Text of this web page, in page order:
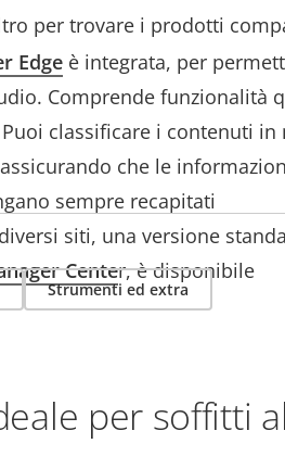
Edgeè integrata, per
Comprende funzionalità
classificare i contenuti in
che le
sempre recapitati
siti, una versione
Center, è disponibile
per soffitti
per trovare i prodotti
Strumenti ed extra